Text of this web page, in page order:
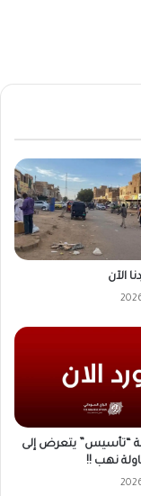
الآن
“تأسيس” يتعرض إلى
نهب !!